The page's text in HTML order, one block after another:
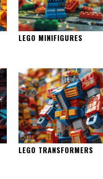
LEGO MINIFIGURES
LEGO TRANSFORMERS